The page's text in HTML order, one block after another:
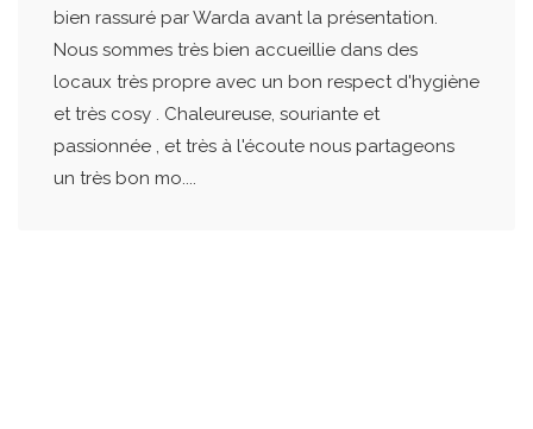
bien rassuré par Warda avant la présentation.
Nous sommes très bien accueillie dans des
locaux très propre avec un bon respect d'hygiène
et très cosy . Chaleureuse, souriante et
passionnée , et très à l'écoute nous partageons
un très bon mo....